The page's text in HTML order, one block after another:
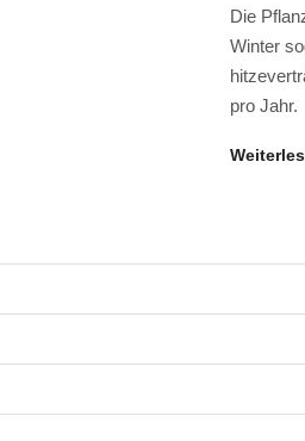
Die
Winter
pro Jahr.